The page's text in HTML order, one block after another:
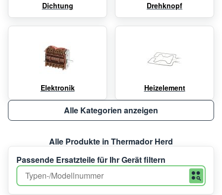
Dichtung Drehknopf
Elektronik Heizelement
Alle Kategorien anzeigen
Alle Produkte in Thermador Herd
Passende Ersatzteile für Ihr Gerät filtern